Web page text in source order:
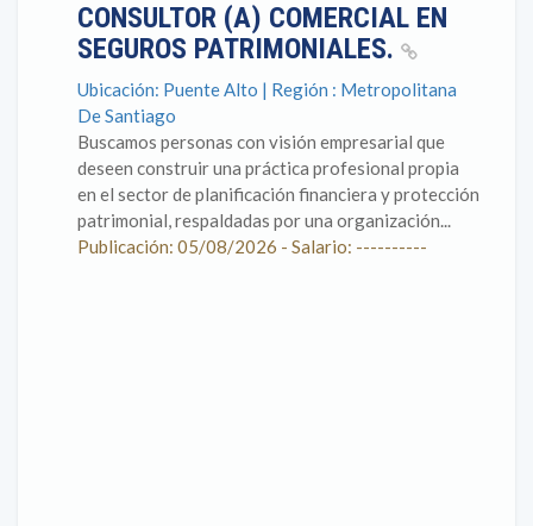
CONSULTOR (A) COMERCIAL EN
SEGUROS PATRIMONIALES.
Ubicación: Puente Alto | Región : Metropolitana
De Santiago
Buscamos personas con visión empresarial que
deseen construir una práctica profesional propia
en el sector de planificación financiera y protección
patrimonial, respaldadas por una organización...
Publicación: 05/08/2026 - Salario: ----------